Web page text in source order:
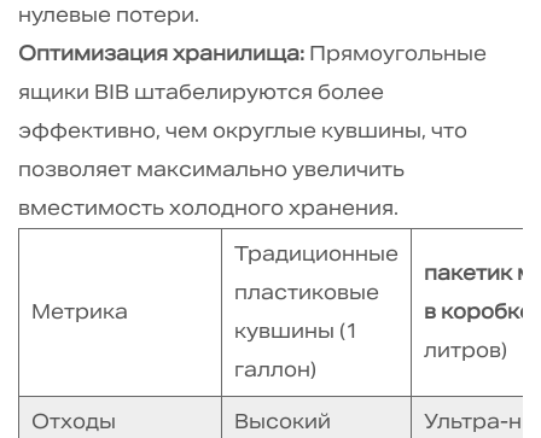
ли
вкус
молока
в
пакете
коробке?
Трудно
дозирующее
нулевые потери.
Оптимизация хранилища: Прямоугольные
ящики BIB штабелируются более
эффективно, чем округлые кувшины, что
позволяет максимально увеличить
вместимость холодного хранения.
Метрика
Традиционные
пластиковые
кувшины (1
галлон)
пакетик
в коробке
литров)
Отходы
Высокий
Ультра-